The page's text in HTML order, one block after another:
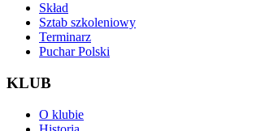
Skład
Sztab szkoleniowy
Terminarz
Puchar Polski
KLUB
O klubie